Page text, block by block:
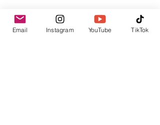
Email Instagram YouTube TikTok